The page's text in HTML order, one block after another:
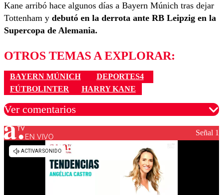
Kane arribó hace algunos días a Bayern Múnich tras dejar
Tottenham y debutó en la derrota ante RB Leipzig en la
Supercopa de Alemania.
OTROS TEMAS A EXPLORAR:
BAYERN MÚNICH
DEPORTES4
FÚTBOLINTER
HARRY KANE
Ver comentarios
Los comentarios son moderados para garantizar un
diálogo respetuoso.
EN VIVO Señal 1